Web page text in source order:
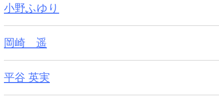
小野ふゆり
岡崎 遥
平谷 英実